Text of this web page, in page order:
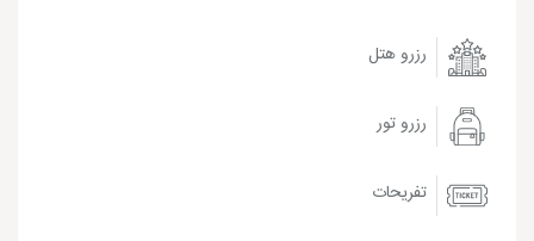
رزرو هتل
رزرو تور
تفریحات